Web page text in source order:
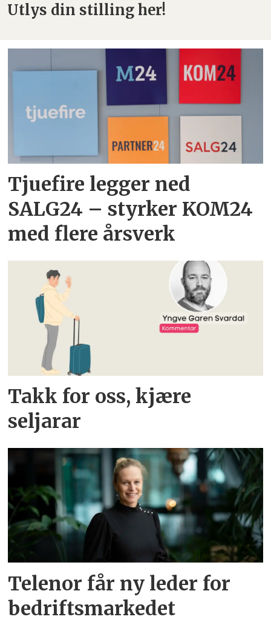
Utlys din stilling her!
Tjuefire legger ned
SALG24 – styrker KOM24
med flere årsverk
Takk for oss, kjære
seljarar
Telenor får ny leder for
bedriftsmarkedet